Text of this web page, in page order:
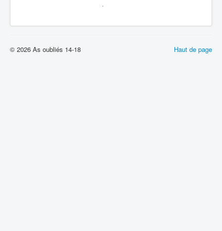
.
Haut de page
© 2026 As oubliés 14-18